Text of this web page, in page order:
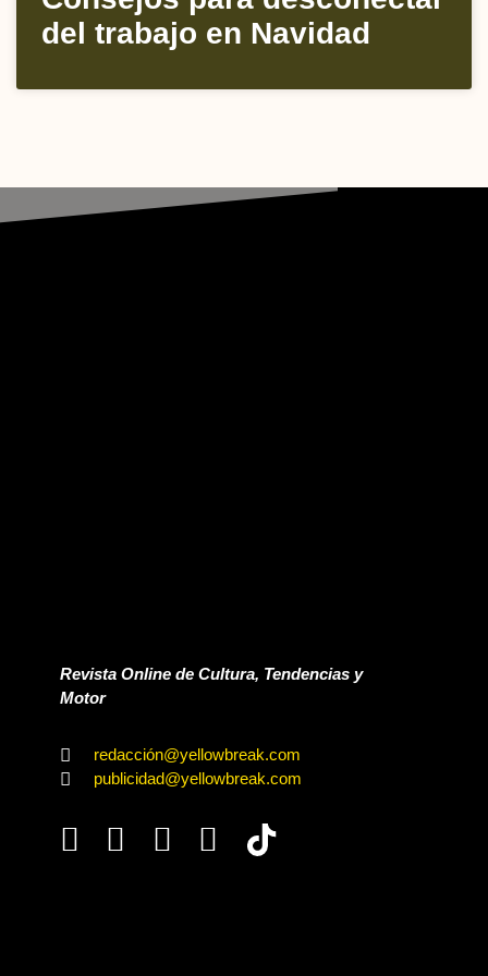
del trabajo en Navidad
Revista Online de Cultura, Tendencias y
Motor
redacción@yellowbreak.com
publicidad@yellowbreak.com